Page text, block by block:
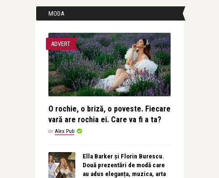
MODA
ADVERT
O rochie, o briză, o poveste. Fiecare
vară are rochia ei. Care va fi a ta?
de Alex Pub
Ella Barker și Florin Burescu.
Două prezentări de modă care
au adus eleganța, muzica, arta